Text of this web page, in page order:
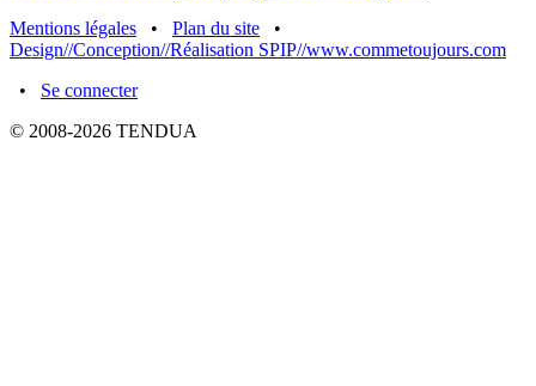
Mentions légales • Plan du site
•
Design//Conception//Réalisation SPIP//www.commetoujours.com
• Se connecter
© 2008-2026 TENDUA